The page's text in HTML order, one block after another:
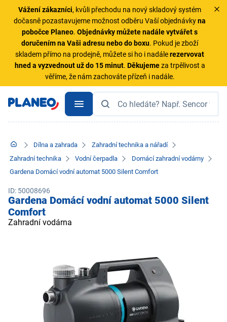
Vážení zákazníci, kvůli přechodu na nový skladový systém
dočasně pozastavujeme možnost odběru Vaší objednávkyna
pobočce Planeo.Objednávky můžete nadále vytvářet s
doručením na Vaši adresu nebo do boxu. Pokud je zboží
skladem přímo na prodejně, můžete si ho i nadálerezervovat
hned a vyzvednout už do 15 minut. Děkujemeza trpělivost a
věříme, že nám zachováte přízeň i nadále.
Dílna a zahrada
Zahradní technika a nářadí
Zahradní technika
Vodní čerpadla
Domácí zahradní vodárny
Gardena Domácí vodní automat 5000 Silent Comfort
ID: 50008696
Gardena Domácí vodní automat 5000 Silent
Comfort
Zahradní vodárna